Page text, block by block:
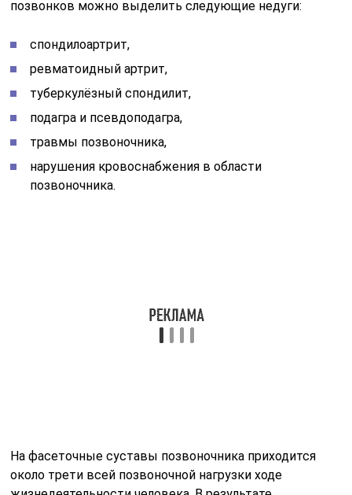
позвонков можно выделить следующие недуги:
спондилоартрит,
ревматоидный артрит,
туберкулёзный спондилит,
подагра и псевдоподагра,
травмы позвоночника,
нарушения кровоснабжения в области
позвоночника.
На фасеточные суставы позвоночника приходится
около трети всей позвоночной нагрузки ходе